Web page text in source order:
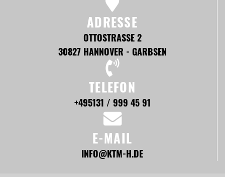
ADRESSE
OTTOSTRASSE 2
30827 HANNOVER - GARBSEN
TELEFON
+495131 / 999 45 91
E-MAIL
INFO@KTM-H.DE